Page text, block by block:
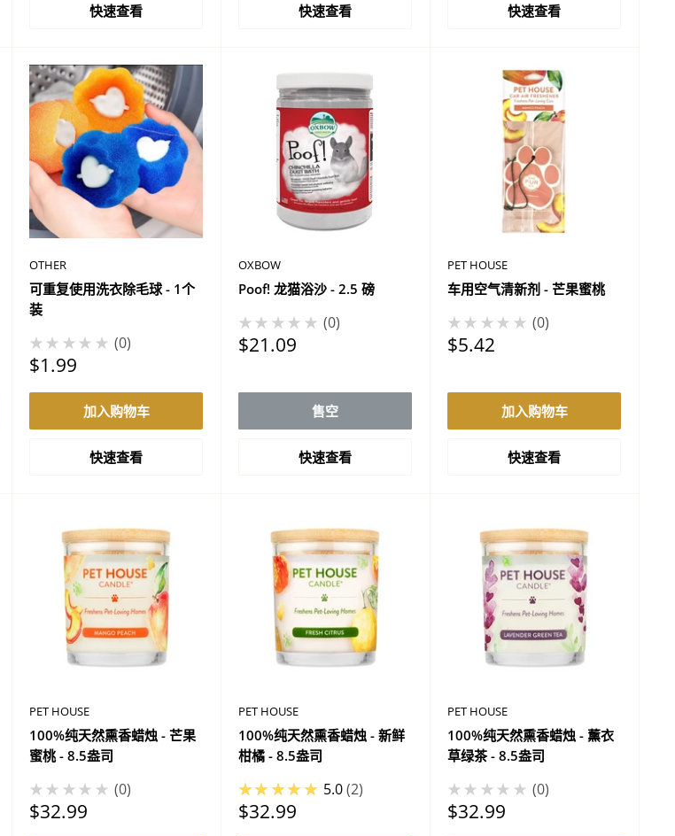
快速查看 快速查看 快速查看
OTHER
可重复使用洗衣除毛球 - 1个
装
★★★★★ 0
促
价
$1.99
加入购物车
快速查看
OXBOW
Poof! 龙猫浴沙 - 2.5 磅
★★★★★ 0
促
格
$21.09
售空
快速查看
PET HOUSE
车用空气清新剂 - 芒果蜜桃
★★★★★ 0
促
格
$5.42
加入购物车
快速查看
PET HOUSE
100%纯天然熏香蜡烛 - 芒果
蜜桃 - 8.5盎司
★★★★★ 0
促
$32.99
PET HOUSE
100%纯天然熏香蜡烛 - 新鲜
柑橘 - 8.5盎司
★★★★★ 5.0 2
促
$32.99
PET HOUSE
100%纯天然熏香蜡烛 - 薰衣
草绿茶 - 8.5盎司
★★★★★ 0
促
$32.99